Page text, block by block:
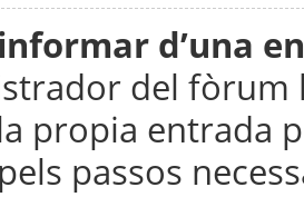
d’una
del
propia entrada
passos